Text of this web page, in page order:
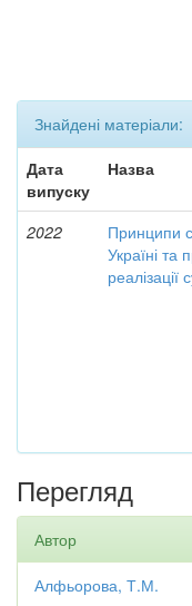
Знайдені матеріали:
Дата
випуску
Назва
2022
Принципи
Україні та
реалізації
Перегляд
Автор
Алфьорова, Т.М.